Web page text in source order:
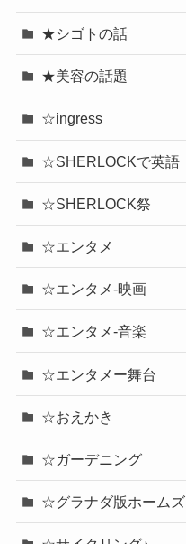
★シゴトの話
★美容の話題
☆ingress
☆SHERLOCKで英語
☆SHERLOCK祭
☆エンタメ
☆エンタメ-映画
☆エンタメ-音楽
☆エンタメー舞台
☆おえかき
☆ガーデニング
☆グラナダ版ホームズ